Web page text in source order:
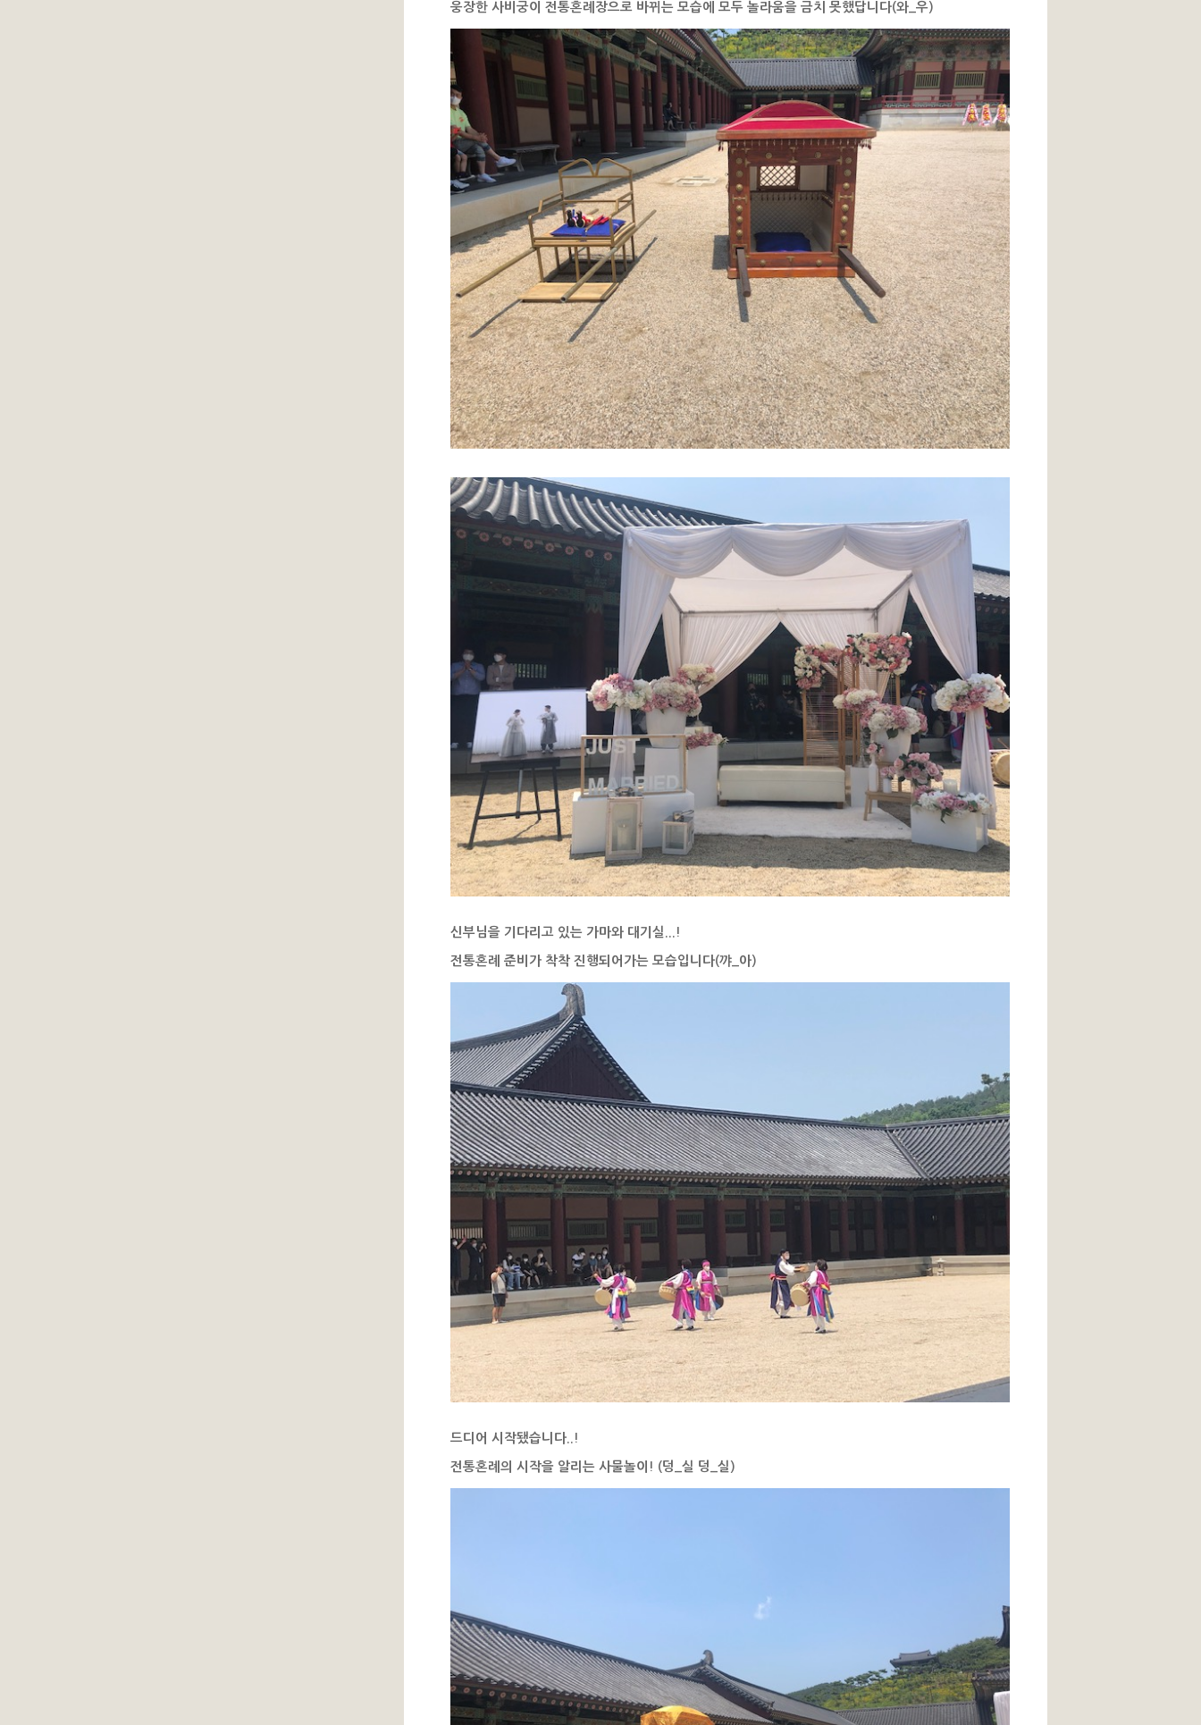
웅장한 사비궁이 전통혼례장으로 바뀌는 모습에 모두 놀라움을 금치 못했답니다(와_우)
신부님을 기다리고 있는 가마와 대기실...!
전통혼례 준비가 착착 진행되어가는 모습입니다(꺄_아)
드디어 시작됐습니다..!
전통혼례의 시작을 알리는 사물놀이! (덩_실 덩_실)